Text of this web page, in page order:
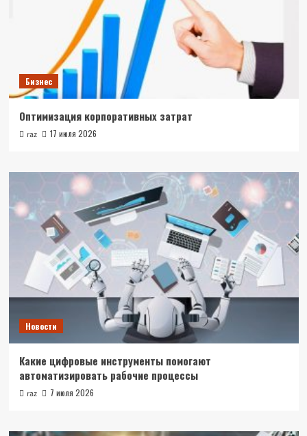
Бизнес
Оптимизация корпоративных затрат
raz 17 июля 2026
Новости
Какие цифровые инструменты помогают
автоматизировать рабочие процессы
raz 7 июля 2026